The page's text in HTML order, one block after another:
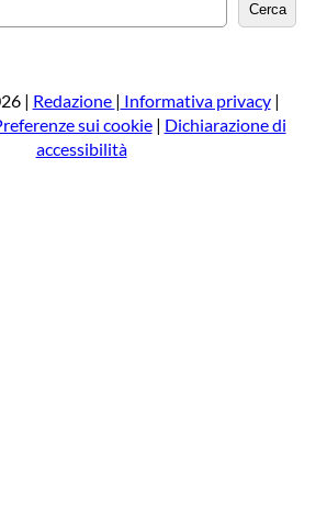
e
a
Cerca
| Redazione | Informativa privacy|
sui cookie| Dichiarazione di
accessibilità